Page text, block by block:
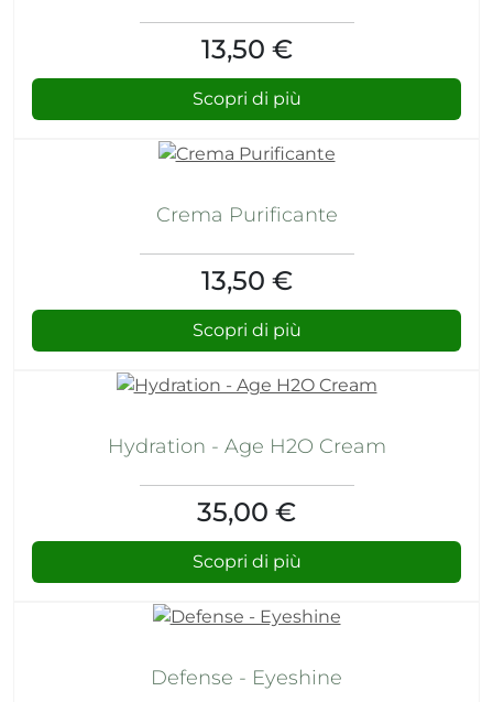
13,50 €
Scopri di più
Crema Purificante
13,50 €
Scopri di più
Hydration - Age H2O Cream
35,00 €
Scopri di più
Defense - Eyeshine